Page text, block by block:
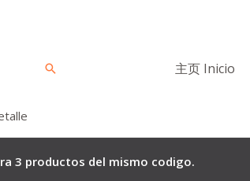
Buscar 主页 Inicio
3 productos del mismo codigo.